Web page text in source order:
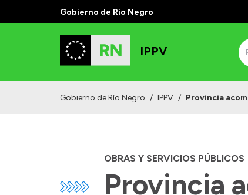
Gobierno de Río Negro
IPPV
Gobierno de Río Negro / IPPV / Provincia
OBRAS Y SERVICIOS PÚBLICOS
Provincia